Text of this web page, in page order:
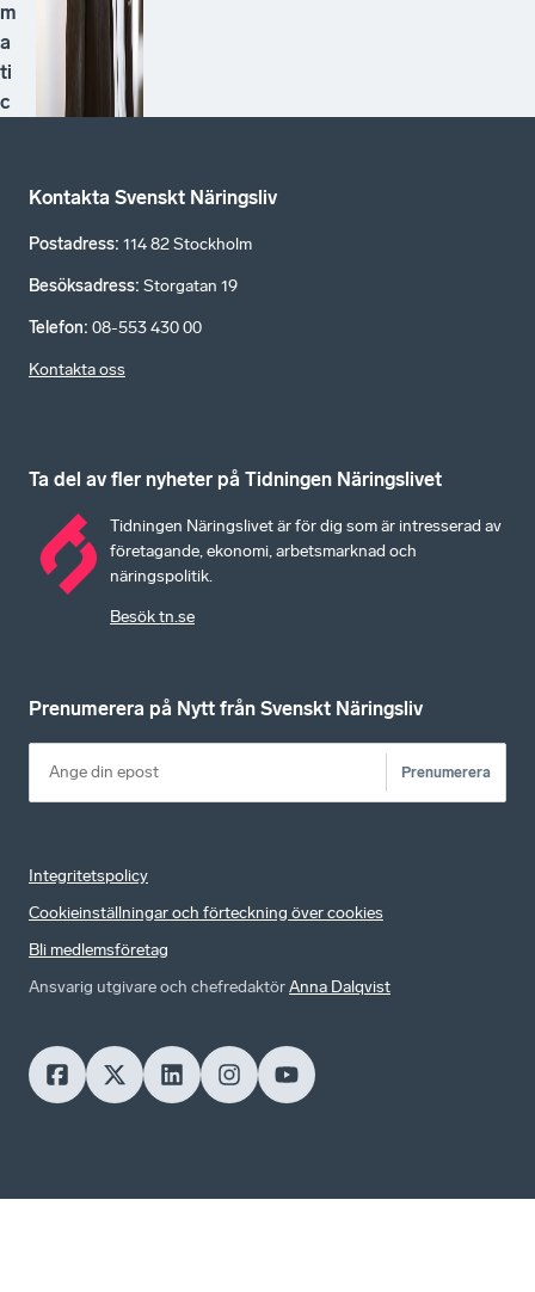
m
a
ti
c
Kontakta Svenskt Näringsliv
Postadress: 114 82 Stockholm
Besöksadress: Storgatan 19
Telefon: 08-553 430 00
Kontakta oss
Ta del av fler nyheter på Tidningen Näringslivet
Tidningen Näringslivet är för dig som är intresserad av
företagande, ekonomi, arbetsmarknad och
näringspolitik.
Besök tn.se
Prenumerera på Nytt från Svenskt Näringsliv
Prenumerera
Integritetspolicy
Cookieinställningar och förteckning över cookies
Bli medlemsföretag
Ansvarig utgivare och chefredaktörAnna Dalqvist